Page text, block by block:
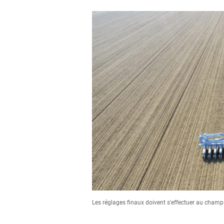
Les réglages finaux doivent s'effectuer au